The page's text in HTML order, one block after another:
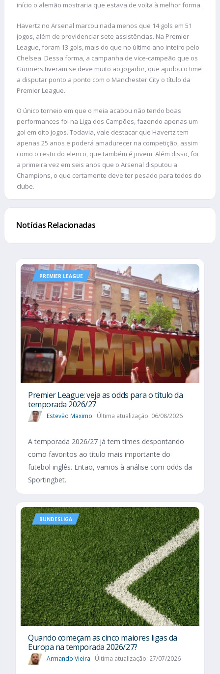
início o alemão mostraria que estava de volta à melhor forma.
Havertz no Arsenal marcou nada menos que 14 gols em 51
jogos, além de providenciar sete assistências. Na Premier
League, foram 13 gols, mais do que no último ano inteiro pelo
Chelsea. Dessa forma, a campanha de vice-campeão que os
Gunners tiveram se deve muito ao jogador, que ajudou o time
a disputar ponto a ponto com o Manchester City o título da
Premier League.
O único torneio em que o meia acabou não tendo boas
performances foi na Liga dos Campões, fazendo apenas um
gol em oito jogos. Todavia, vale destacar que Havertz tem
apenas 25 anos e poderá amadurecer na competição, assim
como o resto do elenco, que também é jovem. Além disso, foi
a primeira vez em seis anos que o Arsenal disputou a
Champions, o que certamente deve ter pesado para todos do
clube.
Notícias Relacionadas
PREMIER LEAGUE
Premier League: veja as odds para o título da
temporada 2026/27
Estevão Maximo Última atualização: 06/08/2026
A temporada 2026/27 já tem times despontando
como favoritos ao título mais importante do
futebol inglês. Então, vamos à análise com odds da
Sportingbet.
BUNDESLIGA
Quando começam as cinco maiores ligas da
Europa na temporada 2026/27?
Armando Vieira Última atualização: 27/07/2026